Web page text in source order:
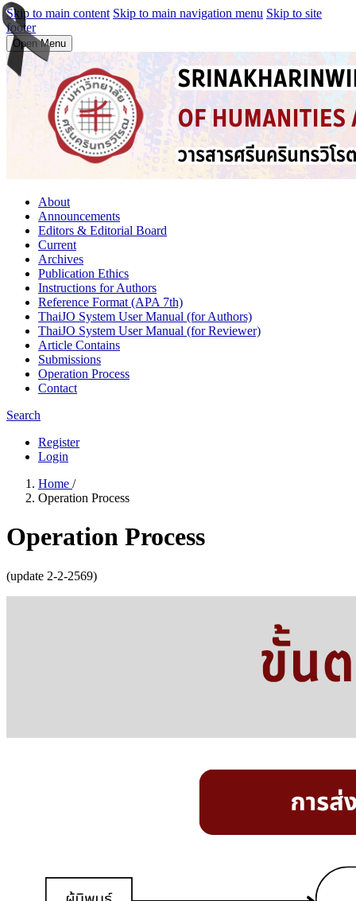
Skip to main content Skip to main navigation menu Skip to site
footer
Open Menu
About
Announcements
Editors & Editorial Board
Current
Archives
Publication Ethics
Instructions for Authors
Reference Format (APA 7th)
ThaiJO System User Manual (for Authors)
ThaiJO System User Manual (for Reviewer)
Article Contains
Submissions
Operation Process
Contact
Search
Register
Login
Home /
Operation Process
Operation Process
(update 2-2-2569)